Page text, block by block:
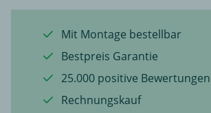
Mit Montage bestellbar
Bestpreis Garantie
25.000 positive Bewertungen
Rechnungskauf